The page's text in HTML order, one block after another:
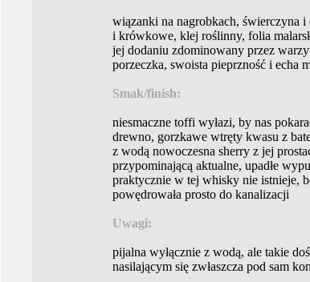
wiązanki na nagrobkach, świerczyna
i krówkowe, klej roślinny, folia
jej dodaniu zdominowany przez
porzeczka, swoista pieprzność i echa
Smak/finish:
niesmaczne toffi wyłazi, by nas
drewno, gorzkawe wtręty kwasu z
z wodą nowoczesna sherry z jej
przypominającą aktualne, upadłe
praktycznie w tej whisky nie istnieje,
powędrowała prosto do kanalizacji
Uwagi:
pijalna wyłącznie z wodą, ale takie
nasilającym się zwłaszcza pod sam